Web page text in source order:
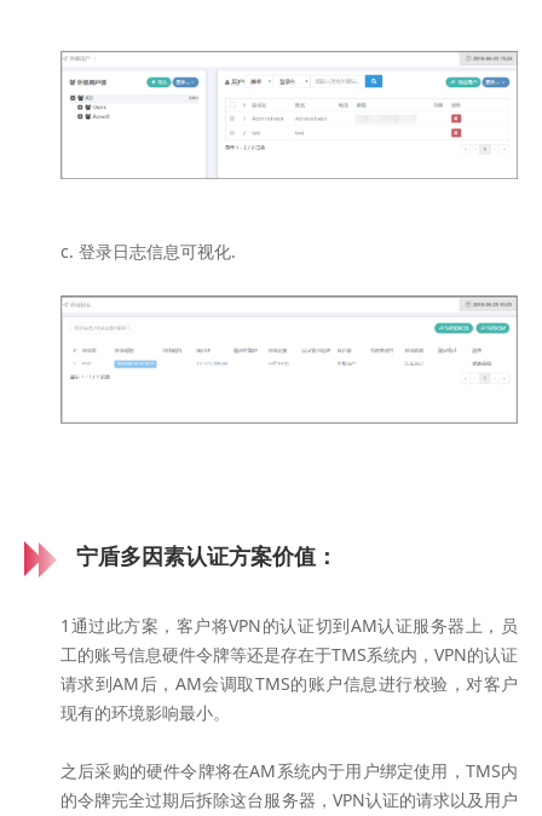
c. 登录日志信息可视化.
宁盾多因素认证方案价值：
1通过此方案，客户将VPN的认证切到AM认证服务器上，员
工的账号信息硬件令牌等还是存在于TMS系统内，VPN的认证
请求到AM后，AM会调取TMS的账户信息进行校验，对客户
现有的环境影响最小。
之后采购的硬件令牌将在AM系统内于用户绑定使用，TMS内
的令牌完全过期后拆除这台服务器，VPN认证的请求以及用户